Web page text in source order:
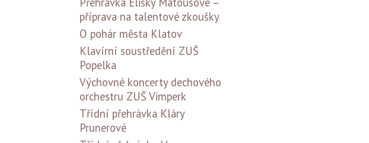
příprava na talentové zkoušky
O pohár města Klatov
Klavírní soustředění ZUŠ
Popelka
Výchovné koncerty dechového
orchestru ZUŠ Vimperk
Třídní přehrávka Kláry
Prunerové